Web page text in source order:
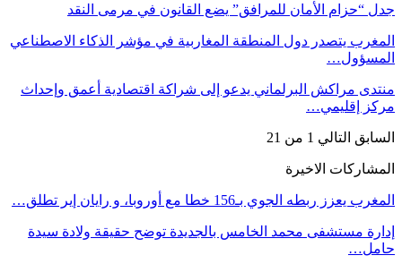
جدل “حزام الأمان للمرافق” يضع القانون في مرمى النقد
المغرب يتصدر دول المنطقة المغاربية في مؤشر الذكاء الاصطناعي
المسؤول…
منتدى مراكش البرلماني يدعو إلى شراكة اقتصادية أعمق وإحداث
مركز إقليمي…
السابق التالي 1 من 21
المشاركات الاخيرة
المغرب يعزز ربطه الجوي بـ156 خطا مع أوروبا، و رايان إير تطلق…
إدارة مستشفى محمد الخامس بالجديدة توضح حقيقة ولادة سيدة
حامل…